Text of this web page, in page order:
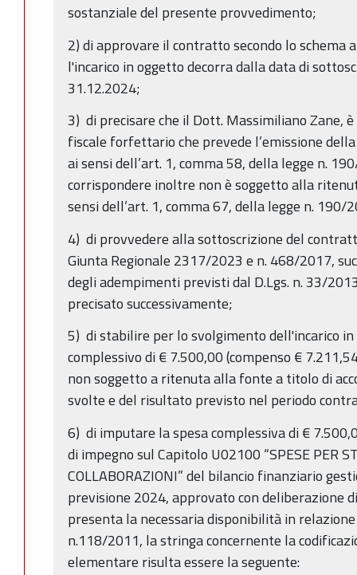
sostanziale del presente provvedimento;
2) di approvare il contratto secondo lo schema
l'incarico in oggetto decorra dalla data di
31.12.2024;
3) di precisare che il Dott. Massimiliano Zane,
fiscale forfettario che prevede l’emissione
ai sensi dell’art. 1, comma 58, della legge n.
corrispondere inoltre non è soggetto alla
sensi dell’art. 1, comma 67, della legge n. 190/
4) di provvedere alla sottoscrizione del
Giunta Regionale 2317/2023 e n. 468/2017,
degli adempimenti previsti dal D.Lgs. n. 33/
precisato successivamente;
5) di stabilire per lo svolgimento dell'incarico
complessivo di € 7.500,00 (compenso €
non soggetto a ritenuta alla fonte a titolo di
svolte e del risultato previsto nel periodo
6) di imputare la spesa complessiva di €
di impegno sul Capitolo U02100 “SPESE PER
COLLABORAZIONI” del bilancio finanziario
previsione 2024, approvato con deliberazione
presenta la necessaria disponibilità in
n.118/2011, la stringa concernente la
elementare risulta essere la seguente: